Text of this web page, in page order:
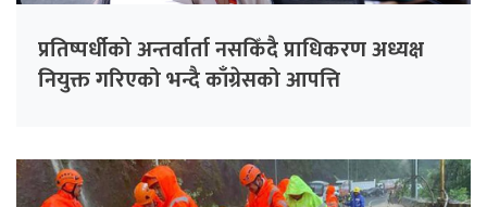
प्रतिष्पर्धीको अन्तर्वार्ता नसकिँदै प्राधिकरण अध्यक्ष
नियुक्त गरिएको भन्दै काँग्रेसको आपत्ति